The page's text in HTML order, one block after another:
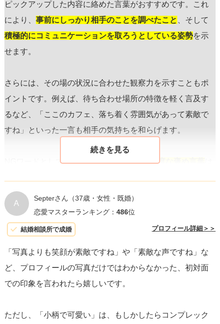
ピックアップした内容に絡めた言葉がおすすめです。これ
により、 事前にしっかり相手のことを調べたこと
、そして
積極的にコミュニケーションを取ろうとしている姿勢を示
せます。
さらには、その場の状況に合わせた観察力を示すこともポ
イントです。例えば、待ち合わせ場所の特徴を軽く言及す
るなど、「ここのカフェ、落ち着く雰囲気があって素敵で
すね」といった一言も相手の気持ちを和らげます。
NGワードとしては、下心が見える発言や過度な褒め言葉
クシーですね」といった直球の褒め言葉は、初対面では相
手を不快にさせる可能性があります。また、極端な自己開
示や否定的な意見、「どうして独身なの？」のような相手
なり得ます。
結局のところ、誠実でリスペクトのある態度
可欠です。
A
Septerさん （37歳・女性・既婚）
恋愛マスターランキング： 486位
結婚相談所で成婚 プロフィール詳細＞＞
「写真よりも笑顔が素敵ですね」や「素敵な声ですね」な
ど、プロフィールの写真だけではわからなかった、初対面
での印象を言われたら嬉しいです。
ただし、「小柄で可愛い」は、もしかしたらコンプレック